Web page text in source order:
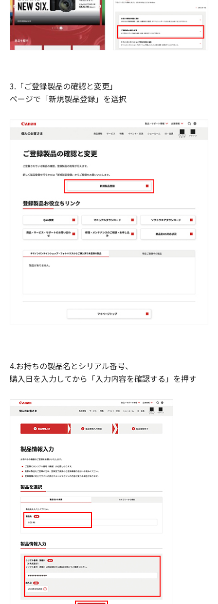
3.「ご登録製品の確認と変更」
ページで「新規製品登録」を選択
4.お持ちの製品名とシリアル番号、
購入日を入力してから「入力内容を確認する」を押す